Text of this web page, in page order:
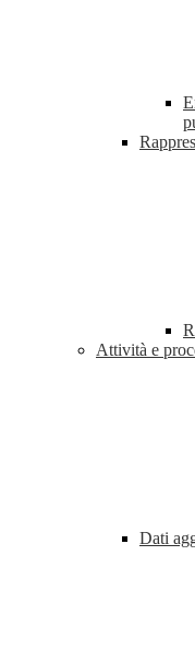
Attività e
Dati